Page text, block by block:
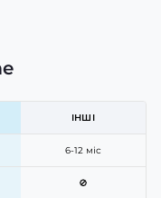
ІНШІ
6-12 міс
🚫